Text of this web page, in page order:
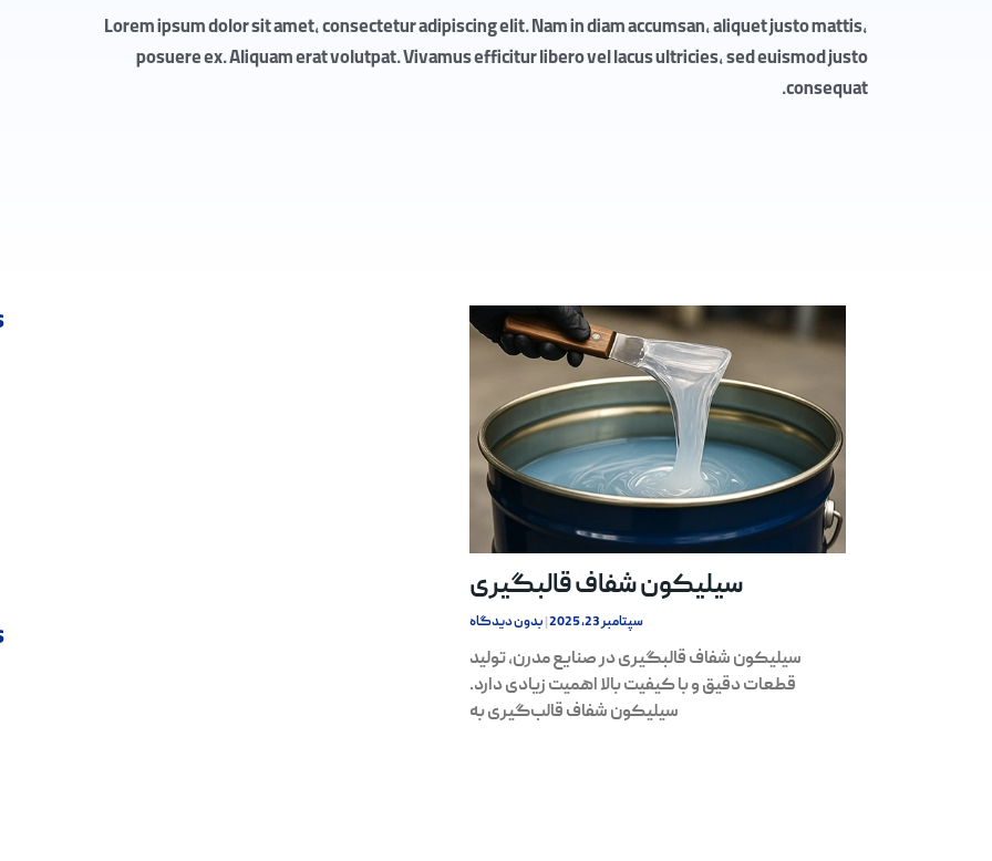
Lorem ipsum dolor sit amet, consectetur adipiscing elit. Nam in diam accumsan, aliquet justo mattis,
posuere ex. Aliquam erat volutpat. Vivamus efficitur libero vel lacus ultricies, sed euismod justo
consequat.
سیلیکون شفاف قالبگیری
سپتامبر 23, 2025 بدون دیدگاه
سیلیکون شفاف قالبگیری در صنایع مدرن، تولید
قطعات دقیق و با کیفیت بالا اهمیت زیادی دارد.
سیلیکون شفاف قالب‌گیری به